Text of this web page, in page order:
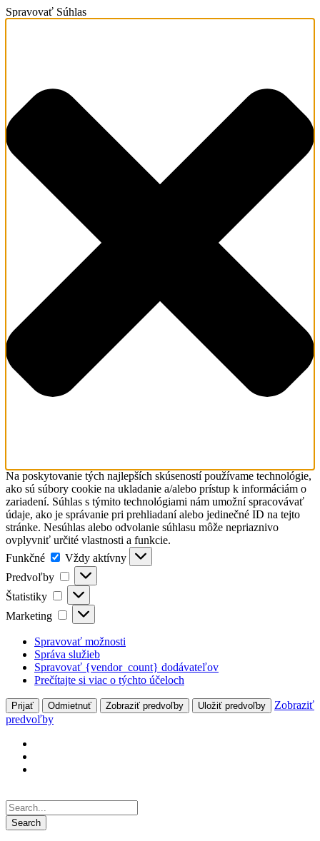
Spravovať Súhlas
Na poskytovanie tých najlepších skúseností používame technológie,
ako sú súbory cookie na ukladanie a/alebo prístup k informáciám o
zariadení. Súhlas s týmito technológiami nám umožní spracovávať
údaje, ako je správanie pri prehliadaní alebo jedinečné ID na tejto
stránke. Nesúhlas alebo odvolanie súhlasu môže nepriaznivo
ovplyvniť určité vlastnosti a funkcie.
Funkčné
Funkčné
Vždy aktívny
Predvoľby
Predvoľby
Štatistiky Štatistiky
Marketing Marketing
Spravovať možnosti
Správa služieb
Spravovať {vendor_count} dodávateľov
Prečítajte si viac o týchto účeloch
Prijať Odmietnuť Zobraziť predvoľby Uložiť predvoľby
Zobraziť
predvoľby